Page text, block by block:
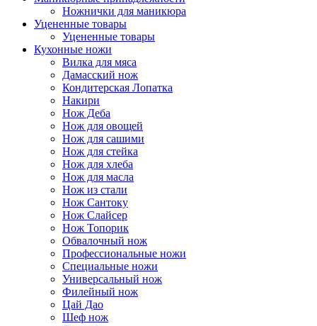
Ножнички для маникюра
Уцененные товары
Уцененные товары
Кухонные ножи
Вилка для мяса
Дамасский нож
Кондитерская Лопатка
Накири
Нож Деба
Нож для овощей
Нож для сашими
Нож для стейка
Нож для хлеба
Нож для масла
Нож из стали
Нож Сантоку
Нож Слайсер
Нож Топорик
Обвалочный нож
Профессиональные ножи
Специальные ножи
Универсальный нож
Филейный нож
Цай Дао
Шеф нож